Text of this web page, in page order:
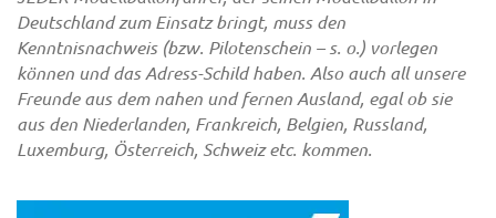
Deutschland zum Einsatz bringt, muss den
Kenntnisnachweis (bzw. Pilotenschein – s. o.) vorlegen
können und das Adress-Schild haben. Also auch all unsere
Freunde aus dem nahen und fernen Ausland, egal ob sie
aus den Niederlanden, Frankreich, Belgien, Russland,
Luxemburg, Österreich, Schweiz etc. kommen.